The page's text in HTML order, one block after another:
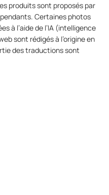
produits sont proposés par
Certaines photos
à l’aide de l’IA (intelligence
sont rédigés à l’origine en
des traductions sont